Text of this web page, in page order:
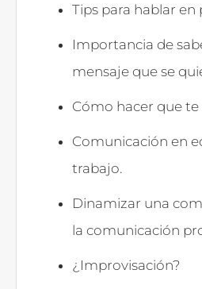
Tips para hablar en
Importancia de
mensaje que se
Cómo hacer que
Comunicación en
trabajo.
Dinamizar una
la comunicación
¿Improvisación?